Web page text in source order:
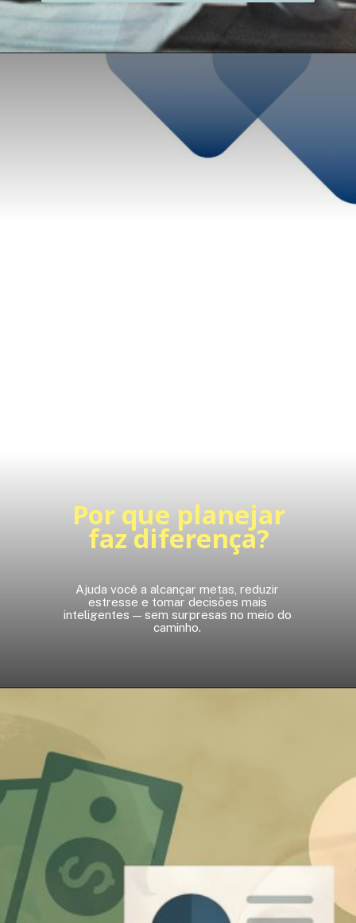
Por que planejar
faz diferença?
Ajuda você a alcançar metas, reduzir
estresse e tomar decisões mais
inteligentes — sem surpresas no meio do
caminho.